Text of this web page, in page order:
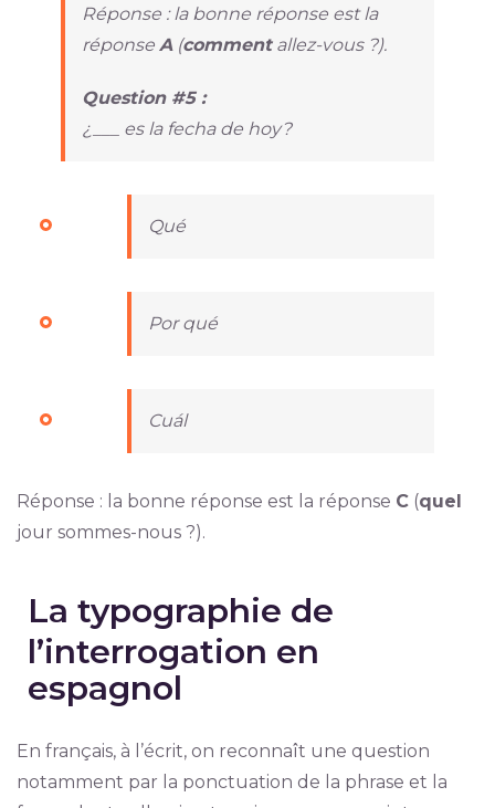
Réponse : la bonne réponse est la
réponse A(commentallez-vous ?).
Question #5 :
¿___ es la fecha de hoy?
Qué
Por qué
Cuál
Réponse : la bonne réponse est la réponse C(quel
jour sommes-nous ?).
La typographie de
l’interrogation en
espagnol
En français, à l’écrit, on reconnaît une question
notamment par la ponctuation de la phrase et la